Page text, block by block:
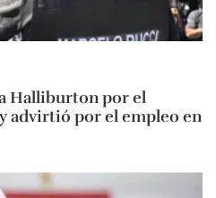
Halliburton por el
advirtió por el empleo en